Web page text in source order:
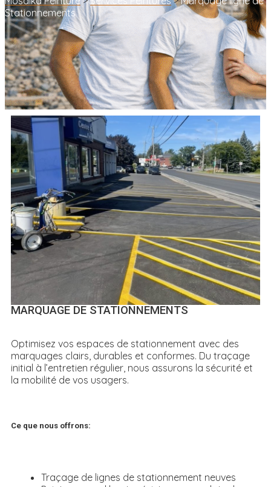
Stationnements
MARQUAGE DE STATIONNEMENTS
Optimisez vos espaces de stationnement avec des
marquages clairs, durables et conformes. Du traçage
initial à l’entretien régulier, nous assurons la sécurité et
la mobilité de vos usagers.
Ce que nous offrons:
Traçage de lignes de stationnement neuves